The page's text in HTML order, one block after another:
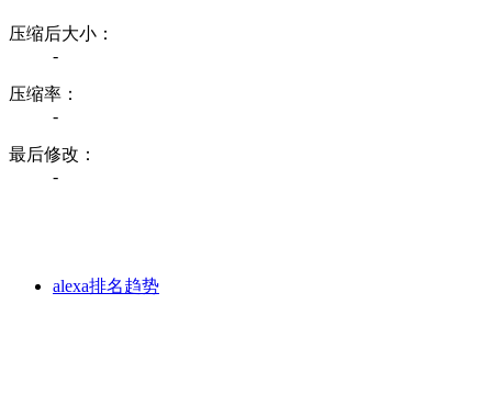
压缩后大小：
-
压缩率：
-
最后修改：
-
alexa排名趋势